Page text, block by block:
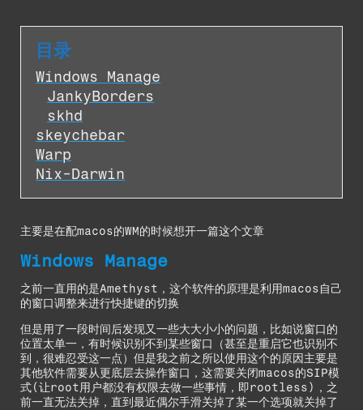
目录
Windows Manage
JankyBorders
skhd
skeychebar
Warp
Nix-Darwin
主要是在配macos的WM的时候想开一篇这个文章
Windows Manage
之前一直用的是Amethyst，这个软件的原理是利用macos自己
的窗口调整来进行快捷键的切换
但是用了一段时间后发现又一些大大小小的问题，比如说窗口的
位置太单一，有时候识别不到某些窗口（甚至是重启它也识别不
到，很难忍受这一点）但是我之前之所以使用这个的原因主要是
其他软件需要从更底层去操作窗口，这需要关闭macos的SIP模
式(让root用户都没有权限去做一些事情，即rootless)，之
前一直无法关掉，直到最近偶尔手滑关掉了某一个选项就关掉了